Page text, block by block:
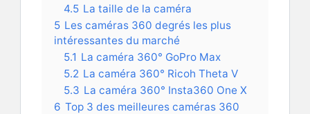
4.5 La taille de la caméra
5 Les caméras 360 degrés les plus
intéressantes du marché
5.1 La caméra 360° GoPro Max
5.2 La caméra 360° Ricoh Theta V
5.3 La caméra 360° Insta360 One X
6 Top 3 des meilleures caméras 360